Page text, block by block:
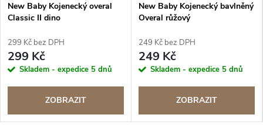
New Baby Kojenecký overal
Classic II dino
299 Kč bez DPH
299 Kč
Skladem - expedice 5 dnů
ZOBRAZIT
New Baby Kojenecký bavlněný
Overal růžový
249 Kč bez DPH
249 Kč
Skladem - expedice 5 dnů
ZOBRAZIT